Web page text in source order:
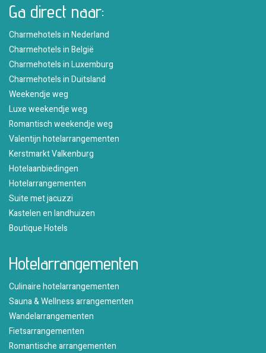
Ga direct naar:
Charmehotels in Nederland
Charmehotels in België
Charmehotels in Luxemburg
Charmehotels in Duitsland
Weekendje weg
Luxe weekendje weg
Romantisch weekendje weg
Valentijn hotelarrangementen
Kerstmarkt Valkenburg
Hotelaanbiedingen
Hotelarrangementen
Suite met jacuzzi
Kastelen en landhuizen
Boutique Hotels
Hotelarrangementen
Culinaire hotelarrangementen
Sauna & Wellness arrangementen
Wandelarrangementen
Fietsarrangementen
Romantische arrangementen